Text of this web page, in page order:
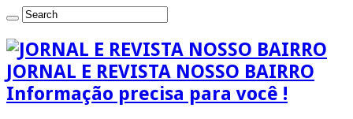
JORNAL E REVISTA NOSSO BAIRRO
Informação precisa para você !